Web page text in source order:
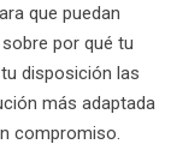
que puedan
por qué tu
disposición las
más adaptada
compromiso.